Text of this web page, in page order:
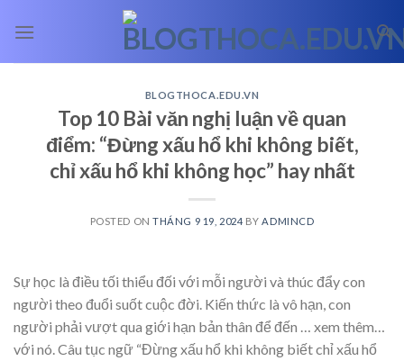
BLOGTHOCA.EDU.VN
Top 10 Bài văn nghị luận về quan
điểm: “Đừng xấu hổ khi không biết,
chỉ xấu hổ khi không học” hay nhất
POSTED ONTHÁNG 9 19, 2024 BY ADMINCD
Sự học là điều tối thiểu đối với mỗi người và thúc đẩy con
người theo đuổi suốt cuộc đời. Kiến thức là vô hạn, con
người phải vượt qua giới hạn bản thân để đến
… xem thêm…
với nó. Câu tục ngữ “Đừng xấu hổ khi không biết chỉ xấu hổ